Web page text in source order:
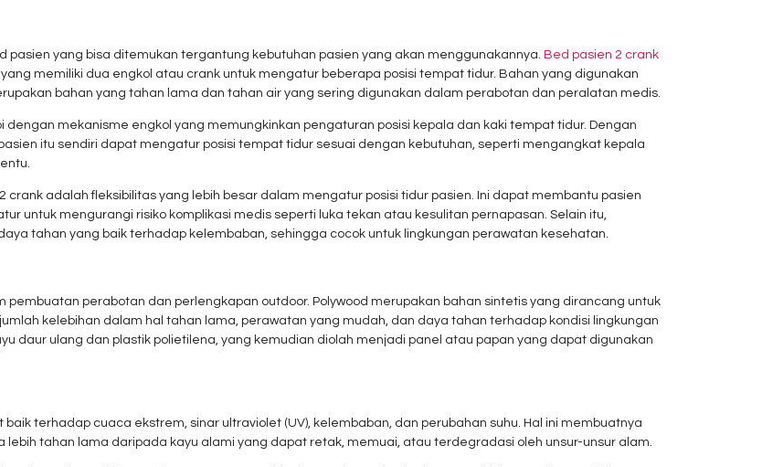
pasien yang bisa ditemukan tergantung kebutuhan pasien yang akan menggunakannya. Bed pasien 2 crank
memiliki dua engkol atau crank untuk mengatur beberapa posisi tempat tidur. Bahan yang digunakan
bahan yang tahan lama dan tahan air yang sering digunakan dalam perabotan dan peralatan medis.
mekanisme engkol yang memungkinkan pengaturan posisi kepala dan kaki tempat tidur. Dengan
itu sendiri dapat mengatur posisi tempat tidur sesuai dengan kebutuhan, seperti mengangkat kepala
adalah fleksibilitas yang lebih besar dalam mengatur posisi tidur pasien. Ini dapat membantu pasien
untuk mengurangi risiko komplikasi medis seperti luka tekan atau kesulitan pernapasan. Selain itu,
tahan yang baik terhadap kelembaban, sehingga cocok untuk lingkungan perawatan kesehatan.
pembuatan perabotan dan perlengkapan outdoor. Polywood merupakan bahan sintetis yang dirancang untuk
kelebihan dalam hal tahan lama, perawatan yang mudah, dan daya tahan terhadap kondisi lingkungan
daur ulang dan plastik polietilena, yang kemudian diolah menjadi panel atau papan yang dapat digunakan
terhadap cuaca ekstrem, sinar ultraviolet (UV), kelembaban, dan perubahan suhu. Hal ini membuatnya
lebih tahan lama daripada kayu alami yang dapat retak, memuai, atau terdegradasi oleh unsur-unsur alam.